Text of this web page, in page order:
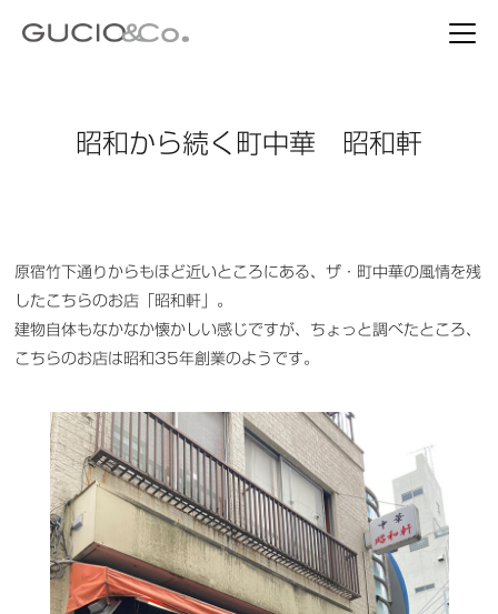
昭和から続く町中華 昭和軒
原宿竹下通りからもほど近いところにある、ザ・町中華の風情を残
したこちらのお店「昭和軒」。
建物自体もなかなか懐かしい感じですが、ちょっと調べたところ、
こちらのお店は昭和35年創業のようです。